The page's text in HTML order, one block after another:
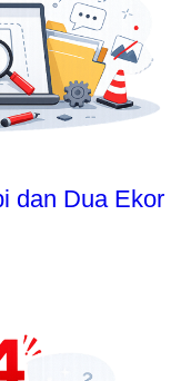
dan Dua Ekor